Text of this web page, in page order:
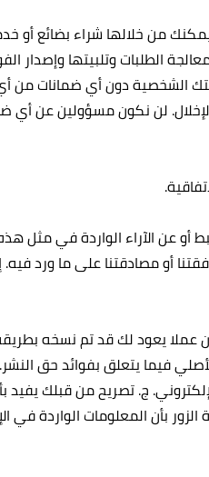
من خلالها شراء بضائع أو
الطلبات وتلبيتها وإصدار
الشخصية دون أي ضمانات من
لن نكون مسؤولين عن أي
الآراء الواردة في مثل هذه
أو مصادقتنا على ما ورد
عملا يعود لك قد تم نسخه
الأصلي فيما يتعلق بفوائد حق
ج‌. تصريح من قبلك يفيد
بأن المعلومات الواردة في